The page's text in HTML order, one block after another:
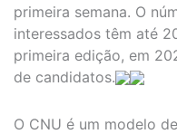
primeira semana. O
interessados têm até
primeira edição, em
de candidatos.
O CNU é um modelo